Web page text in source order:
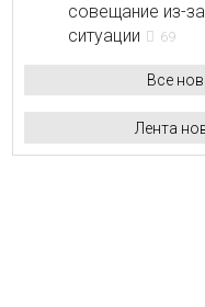
совещание из-
ситуации
69
Все
Лента